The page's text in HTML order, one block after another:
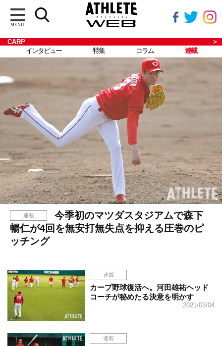
MENU
CARP
インタビュー 特集 コラム 連載
連載
今季初のマツダスタジアムで森下
暢仁が4回を無安打無失点を抑える圧巻のピ
ッチング
連載
カープ野球復活へ。河田雄祐ヘッド
コーチが秘めたる決意を明かす
2021/03/04
連載